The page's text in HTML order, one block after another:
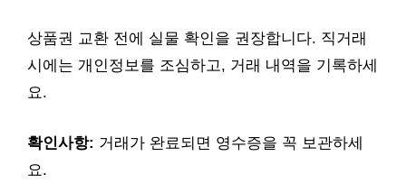
상품권 교환 전에 실물 확인을 권장합니다. 직거래
시에는 개인정보를 조심하고, 거래 내역을 기록하세
요.
확인사항: 거래가 완료되면 영수증을 꼭 보관하세
요.